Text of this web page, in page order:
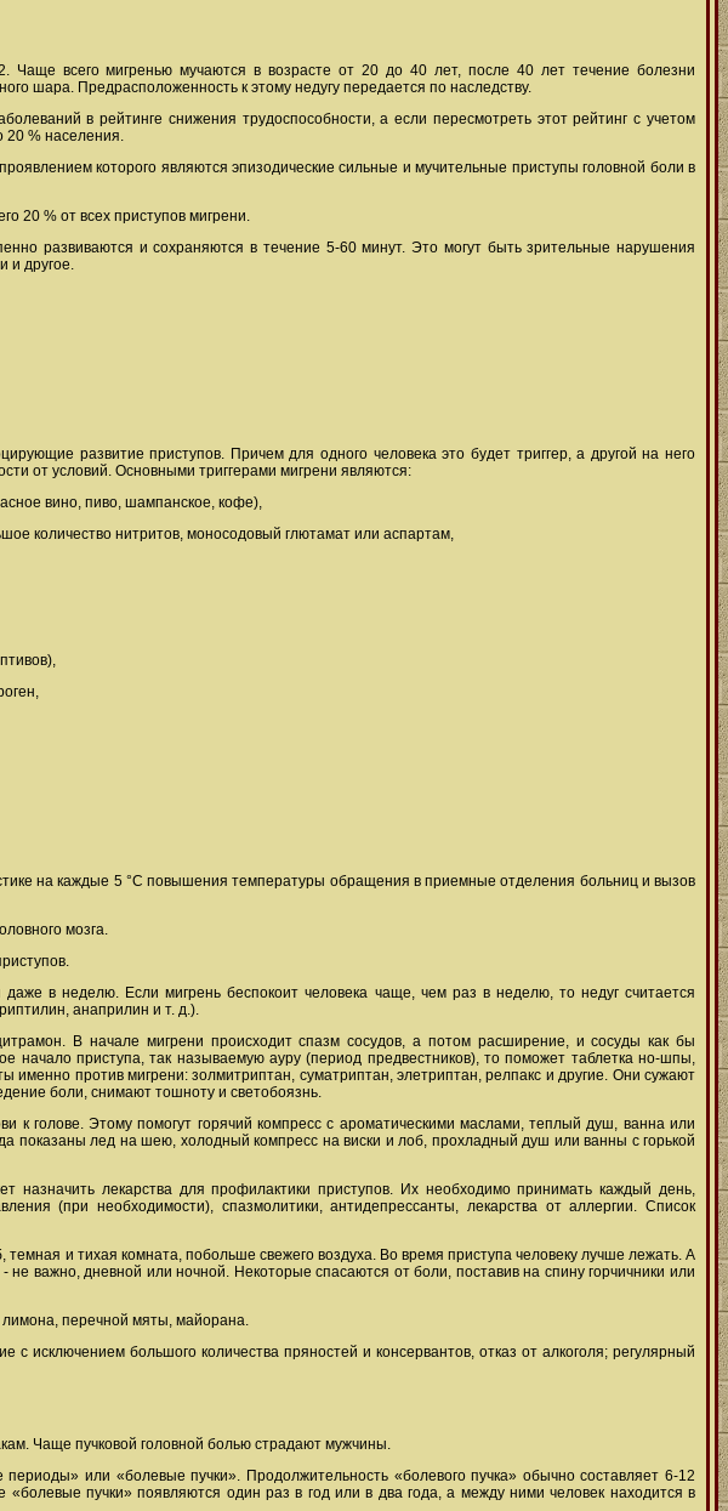
всего мигренью мучаются в возрасте от 20 до 40 лет, после 40 лет течение болезни
шара. Предрасположенность к этому недугу передается по наследству.
в рейтинге снижения трудоспособности, а если пересмотреть этот рейтинг с учетом
20 % населения.
которого являются эпизодические сильные и мучительные приступы головной боли в
20 % от всех приступов мигрени.
развиваются и сохраняются в течение 5-60 минут. Это могут быть зрительные нарушения
и другое.
развитие приступов. Причем для одного человека это будет триггер, а другой на него
от условий. Основными триггерами мигрени являются:
вино, пиво, шампанское, кофе),
количество нитритов, моносодовый глютамат или аспартам,
на каждые 5 °С повышения температуры обращения в приемные отделения больниц и вызов
мозга.
в неделю. Если мигрень беспокоит человека чаще, чем раз в неделю, то недуг считается
анаприлин и т. д.).
В начале мигрени происходит спазм сосудов, а потом расширение, и сосуды как бы
начало приступа, так называемую ауру (период предвестников), то поможет таблетка но-шпы,
против мигрени: золмитриптан, суматриптан, элетриптан, релпакс и другие. Они сужают
боли, снимают тошноту и светобоязнь.
к голове. Этому помогут горячий компресс с ароматическими маслами, теплый душ, ванна или
показаны лед на шею, холодный компресс на виски и лоб, прохладный душ или ванны с горькой
лекарства для профилактики приступов. Их необходимо принимать каждый день,
(при необходимости), спазмолитики, антидепрессанты, лекарства от аллергии. Список
и тихая комната, побольше свежего воздуха. Во время приступа человеку лучше лежать. А
важно, дневной или ночной. Некоторые спасаются от боли, поставив на спину горчичники или
перечной мяты, майорана.
исключением большого количества пряностей и консервантов, отказ от алкоголя; регулярный
Чаще пучковой головной болью страдают мужчины.
или «болевые пучки». Продолжительность «болевого пучка» обычно составляет 6-12
пучки» появляются один раз в год или в два года, а между ними человек находится в